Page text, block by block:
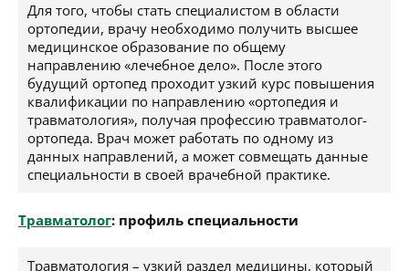
Для того, чтобы стать специалистом в области
ортопедии, врачу необходимо получить высшее
медицинское образование по общему
направлению «лечебное дело». После этого
будущий ортопед проходит узкий курс повышения
квалификации по направлению «ортопедия и
травматология», получая профессию травматолог-
ортопеда. Врач может работать по одному из
данных направлений, а может совмещать данные
специальности в своей врачебной практике.
Травматолог: профиль специальности
Травматология – узкий раздел медицины, который